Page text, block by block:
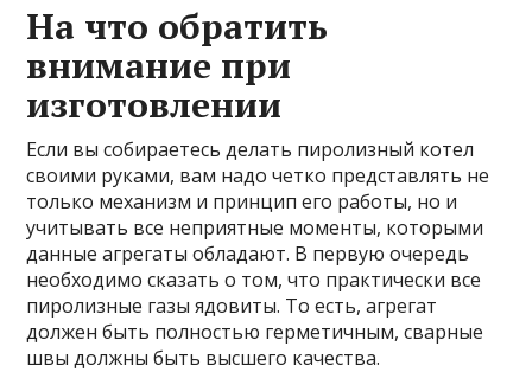
На что обратить
внимание при
изготовлении
Если вы собираетесь делать пиролизный котел
своими руками, вам надо четко представлять не
только механизм и принцип его работы, но и
учитывать все неприятные моменты, которыми
данные агрегаты обладают. В первую очередь
необходимо сказать о том, что практически все
пиролизные газы ядовиты. То есть, агрегат
должен быть полностью герметичным, сварные
швы должны быть высшего качества.